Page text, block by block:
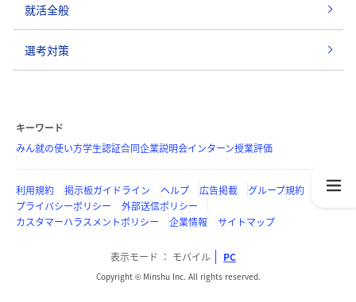
就活全般
選考対策
キーワード
みん就の使い方学生認証合同企業説明会インターン授業評価
利用規約 掲示板ガイドライン ヘルプ 広告掲載
グループ規約
プライバシーポリシー
外部送信ポリシー
カスタマーハラスメントポリシー
企業情報 サイトマップ
表示モード モバイル PC
Copyright © Minshu Inc. All rights reserved.